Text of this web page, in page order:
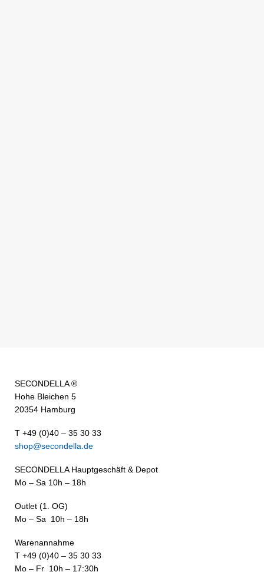
SECONDELLA ®
Hohe Bleichen 5
20354 Hamburg
T +49 (0)40 – 35 30 33
shop@secondella.de
SECONDELLA Hauptgeschäft & Depot
Mo – Sa 10h – 18h
Outlet (1. OG)
Mo – Sa 10h – 18h
Warenannahme
T +49 (0)40 – 35 30 33
Mo – Fr 10h – 17:30h